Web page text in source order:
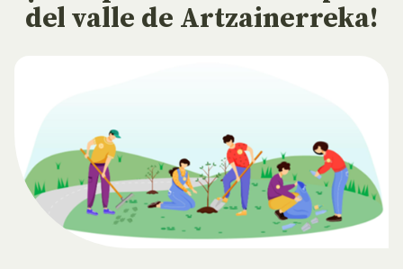
del valle de Artzainerreka!